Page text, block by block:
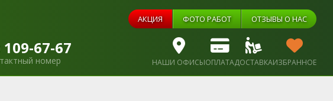
АКЦИЯ ФОТО РАБОТ ОТЗЫВЫ О НАС
67-67
номер НАШИ ОФИСЫОПЛАТАДОСТАВКАИЗБРАННОЕ